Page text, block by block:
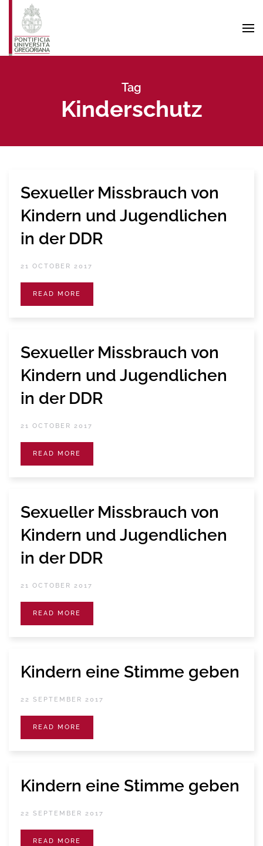
Skip to main content
Tag
Kinderschutz
Sexueller Missbrauch von
Kindern und Jugendlichen
in der DDR
21 OCTOBER 2017
READ MORE
Sexueller Missbrauch von
Kindern und Jugendlichen
in der DDR
21 OCTOBER 2017
READ MORE
Sexueller Missbrauch von
Kindern und Jugendlichen
in der DDR
21 OCTOBER 2017
READ MORE
Kindern eine Stimme geben
22 SEPTEMBER 2017
READ MORE
Kindern eine Stimme geben
22 SEPTEMBER 2017
READ MORE